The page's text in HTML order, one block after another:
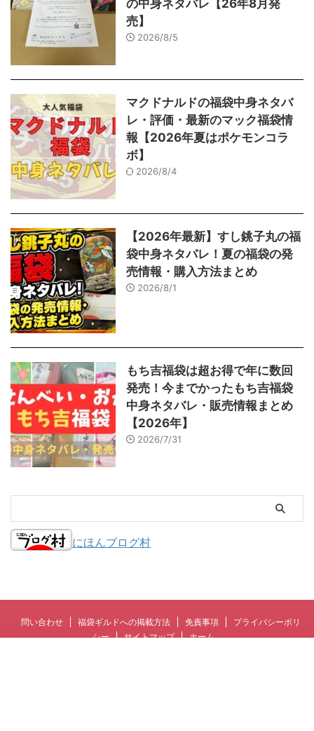
の中身ネタバレ【26年8月発
売】
2026/8/5
マクドナルドの福袋中身ネタバ
レ・評価・最新のマック福袋情
報【2026年夏はポケモンコラ
ボ】
2026/8/4
【2026年最新】すし銚子丸の福
袋中身ネタバレ！夏の福袋の発
売情報・購入方法まとめ
2026/8/1
もち吉福袋は超お得で年に数回
発売！今までかったもち吉福袋
中身ネタバレ・販売情報まとめ
【2026年】
2026/7/31
にほんブログ村
問い合わせ 福袋ギルドへの掲載方法 免責事項
プライバシーポリ
シー
サイトマップ ホーム